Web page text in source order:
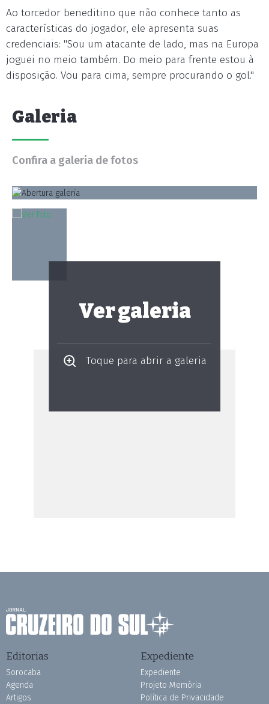
Ao torcedor beneditino que não conhece tanto as
características do jogador, ele apresenta suas
credenciais: "Sou um atacante de lado, mas na Europa
joguei no meio também. Do meio para frente estou à
disposição. Vou para cima, sempre procurando o gol."
Galeria
Confira a galeria de fotos
Ver galeria
Toque para abrir a galeria
Editorias
Sorocaba
Agenda
Artigos
Expediente
Expediente
Projeto Memória
Política de Privacidade